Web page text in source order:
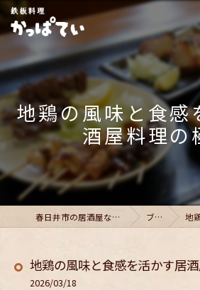
地鶏の風味と食感
酒屋料理の
春日井市の居酒屋ならかっぱてい ブログ 地鶏
地鶏の風味と食感を活かす居
2026/03/18